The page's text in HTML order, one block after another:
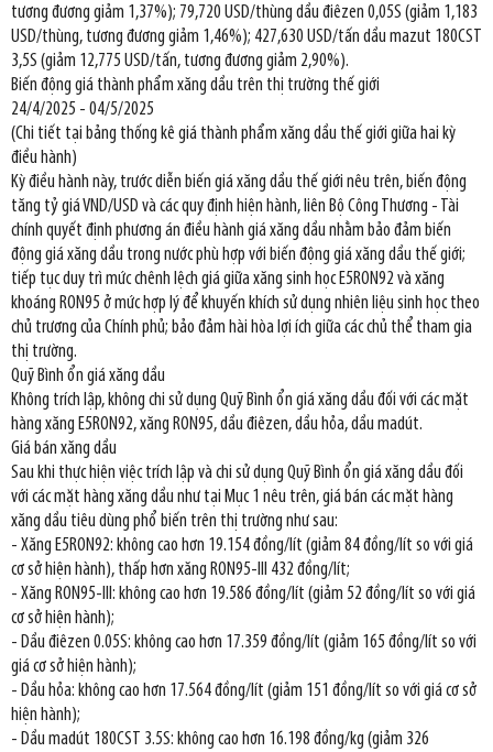
tương đương giảm 1,37%); 79,720 USD/thùng dầu điêzen 0,05S (giảm 1,183
USD/thùng, tương đương giảm 1,46%); 427,630 USD/tấn dầu mazut 180CST
3,5S (giảm 12,775 USD/tấn, tương đương giảm 2,90%).
Biến động giá thành phẩm xăng dầu trên thị trường thế giới
24/4/2025 - 04/5/2025
(Chi tiết tại bảng thống kê giá thành phẩm xăng dầu thế giới giữa hai kỳ
điều hành)
Kỳ điều hành này, trước diễn biến giá xăng dầu thế giới nêu trên, biến động
tăng tỷ giá VND/USD và các quy định hiện hành, liên Bộ Công Thương - Tài
chính quyết định phương án điều hành giá xăng dầu nhằm bảo đảm biến
động giá xăng dầu trong nước phù hợp với biến động giá xăng dầu thế giới;
tiếp tục duy trì mức chênh lệch giá giữa xăng sinh học E5RON92 và xăng
khoáng RON95 ở mức hợp lý để khuyến khích sử dụng nhiên liệu sinh học theo
chủ trương của Chính phủ; bảo đảm hài hòa lợi ích giữa các chủ thể tham gia
thị trường.
Quỹ Bình ổn giá xăng dầu
Không trích lập, không chi sử dụng Quỹ Bình ổn giá xăng dầu đối với các mặt
hàng xăng E5RON92, xăng RON95, dầu điêzen, dầu hỏa, dầu madút.
Giá bán xăng dầu
Sau khi thực hiện việc trích lập và chi sử dụng Quỹ Bình ổn giá xăng dầu đối
với các mặt hàng xăng dầu như tại Mục 1 nêu trên, giá bán các mặt hàng
xăng dầu tiêu dùng phổ biến trên thị trường như sau:
- Xăng E5RON92: không cao hơn 19.154 đồng/lít (giảm 84 đồng/lít so với giá
cơ sở hiện hành), thấp hơn xăng RON95-III 432 đồng/lít;
- Xăng RON95-III: không cao hơn 19.586 đồng/lít (giảm 52 đồng/lít so với giá
cơ sở hiện hành);
- Dầu điêzen 0.05S: không cao hơn 17.359 đồng/lít (giảm 165 đồng/lít so với
giá cơ sở hiện hành);
- Dầu hỏa: không cao hơn 17.564 đồng/lít (giảm 151 đồng/lít so với giá cơ sở
hiện hành);
- Dầu madút 180CST 3.5S: không cao hơn 16.198 đồng/kg (giảm 326